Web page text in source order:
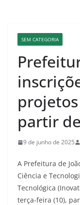
SEM CATEGORIA
partir
9 de junho de 2025
A Prefeitura de
Ciência e
Tecnológica
terça-feira (10),